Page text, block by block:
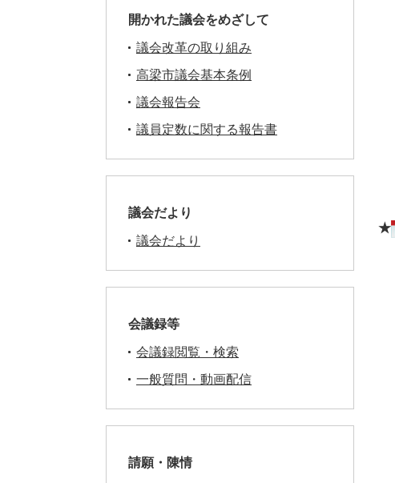
★
開かれた議会をめざして
議会改革の取り組み
高梁市議会基本条例
議会報告会
議員定数に関する報告書
議会だより
議会だより
会議録等
会議録閲覧・検索
一般質問・動画配信
請願・陳情